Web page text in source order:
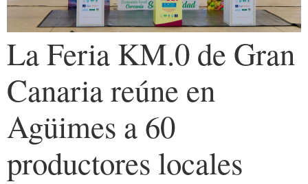
La Feria KM.0 de Gran
Canaria reúne en
Agüimes a 60
productores locales